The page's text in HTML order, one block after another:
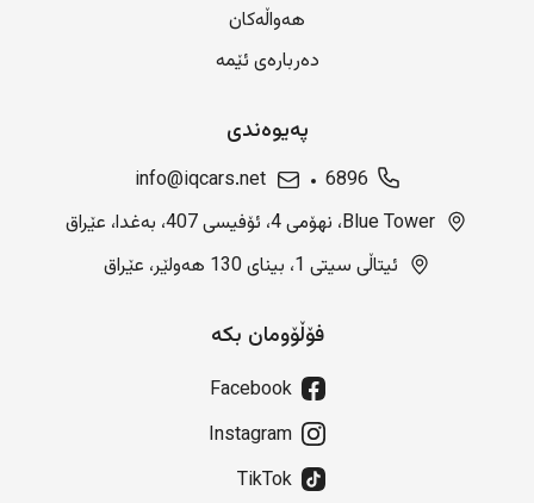
هەواڵەکان
دەربارەی ئێمە
پەیوەندی
6896
info@iqcars.net
Blue Tower، نهۆمی 4، ئۆفیسی 407، بەغدا، عێراق
ئیتاڵی سیتی 1، بینای 130 هەولێر، عێراق
فۆڵۆومان بکە
Facebook
Instagram
TikTok